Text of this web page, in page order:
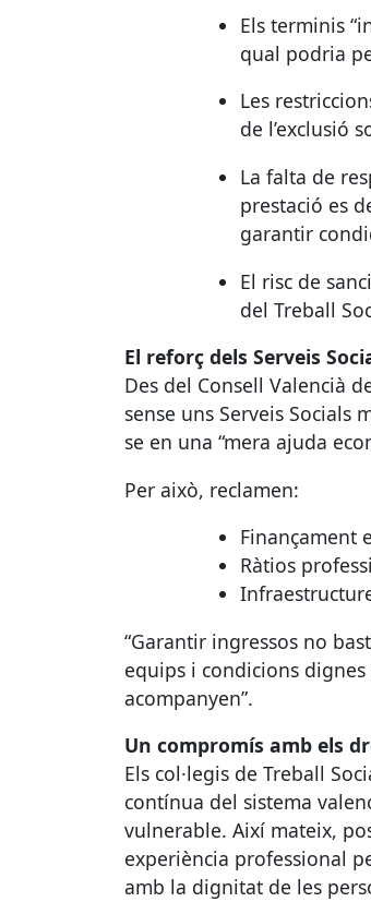
Els terminis
qual podria
Les
de l’exclusió
La falta de
prestació es
garantir
El risc de
del Treball
El reforç dels Serveis
Des del Consell Valencià
sense uns Serveis Socials
se en una “mera ajuda
Per això, reclamen:
Finançament
Ràtios
“Garantir ingressos no
equips i condicions
acompanyen”.
Un compromís amb els
Els col·legis de Treball
contínua del sistema
vulnerable. Així mateix,
experiència professional
amb la dignitat de les